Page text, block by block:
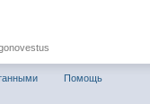
Помощь